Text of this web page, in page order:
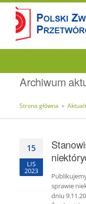
Archiwum
Strona główna »
15
LIS
2023
sprawie
dniu